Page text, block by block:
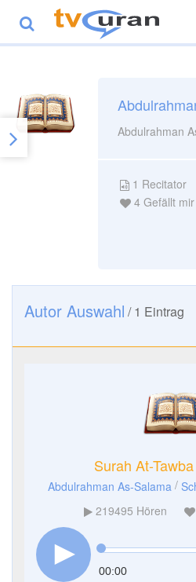
Abdulrahman
1 Recitator
4 Gefällt mir
Autor Auswahl /1 Eintrag
Surah At-
Abdulrahman As-Salama /
219495 Hören
00:00